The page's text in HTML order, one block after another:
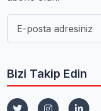
Bizi Takip Edin